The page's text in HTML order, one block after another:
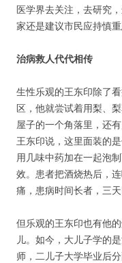
医学界去关注，去研究
家还是建议市民应持慎
治病救人代代相传
生性乐观的王东印除了
区，他就尝试着用梨、
屋子的一个角落里，还
王东印说，这里面装的
用几味中药加在一起泡
效。患者把酒烧热后，
痛，患病时间长者，三
但乐观的王东印也有他
儿。如今，大儿子学的
师，二儿子大学毕业后